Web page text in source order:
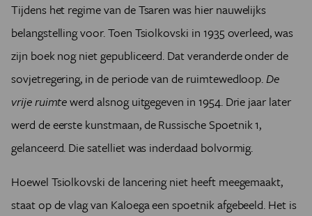
Tijdens het regime van de Tsaren was hier nauwelijks
belangstelling voor. Toen Tsiolkovski in 1935 overleed, was
zijn boek nog niet gepubliceerd. Dat veranderde onder de
sovjetregering, in de periode van de ruimtewedloop.De
vrije ruimtewerd alsnog uitgegeven in 1954. Drie jaar later
werd de eerste kunstmaan, de Russische Spoetnik 1,
gelanceerd. Die satelliet was inderdaad bolvormig.
Hoewel Tsiolkovski de lancering niet heeft meegemaakt,
staat op de vlag van Kaloega een spoetnik afgebeeld. Het is